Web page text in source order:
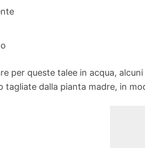
per queste talee in acqua,
tagliate dalla pianta madre, in